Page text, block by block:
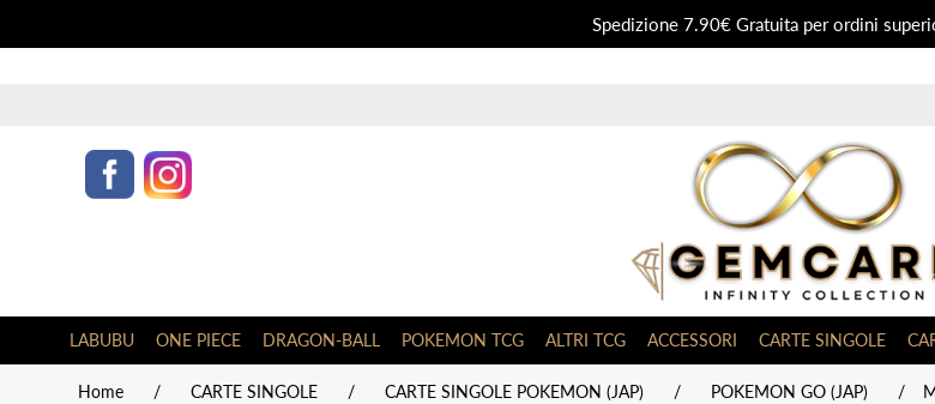
Spedizione 7.90€ Gratuita per ordini
LABUBU ONE PIECE DRAGON-BALL POKEMON TCG ALTRI TCG ACCESSORI CARTE SINGOLE
Home / CARTE SINGOLE / CARTE SINGOLE POKEMON (JAP) / POKEMON GO (JAP) /